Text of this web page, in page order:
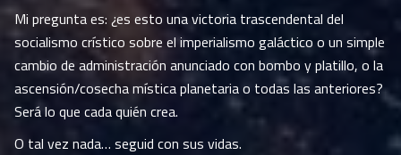
Mi pregunta es: ¿es esto una victoria trascendental del
socialismo crístico sobre el imperialismo galáctico o un simple
cambio de administración anunciado con bombo y platillo, o la
ascensión/cosecha mística planetaria o todas las anteriores?
Será lo que cada quién crea.
O tal vez nada… seguid con sus vidas.